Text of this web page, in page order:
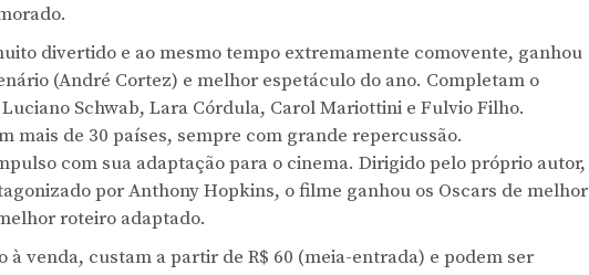
divertido e ao mesmo tempo extremamente comovente, ganhou
(André Cortez) e melhor espetáculo do ano. Completam o
Schwab, Lara Córdula, Carol Mariottini e Fulvio Filho.
mais de 30 países, sempre com grande repercussão.
com sua adaptação para o cinema. Dirigido pelo próprio autor,
por Anthony Hopkins, o filme ganhou os Oscars de melhor
roteiro adaptado.
à venda, custam a partir de R$ 60 (meia-entrada) e podem ser